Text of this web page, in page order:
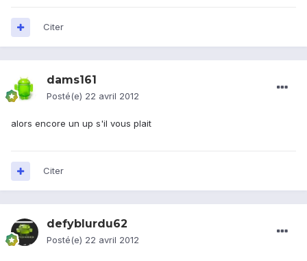
Citer
dams161
Posté(e) 22 avril 2012
alors encore un up s'il vous plait
Citer
defyblurdu62
Posté(e) 22 avril 2012